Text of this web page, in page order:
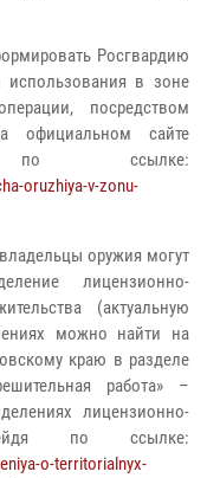
Росгвардию
в зоне
посредством
официальном сайте
по ссылке:
oruzhiya-v-zonu-
оружия могут
лицензионно-
(актуальную
можно найти на
краю в разделе
работа» –
лицензионно-
по ссылке:
o-territorialnyx-